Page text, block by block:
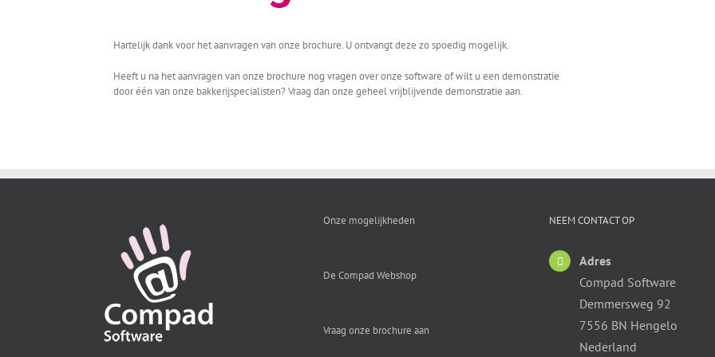
Hartelijk dank voor het aanvragen van onze brochure. U ontvangt deze zo spoedig mogelijk.
Heeft u na het aanvragen van onze brochure nog vragen over onze software of wilt u een demonstratie
door één van onze bakkerijspecialisten? Vraag dan onze geheel vrijblijvende demonstratie aan.
Onze mogelijkheden
De Compad Webshop
Vraag onze brochure aan
NEEM CONTACT OP
Adres
Compad Software
Demmersweg 92
7556 BN Hengelo
Nederland